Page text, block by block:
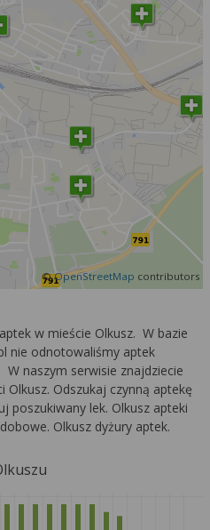
©OpenStreetMap contributors
w mieście Olkusz. W bazie
nie odnotowaliśmy aptek
naszym serwisie znajdziecie
Olkusz. Odszukaj czynną aptekę
poszukiwany lek. Olkusz apteki
Olkusz dyżury aptek.